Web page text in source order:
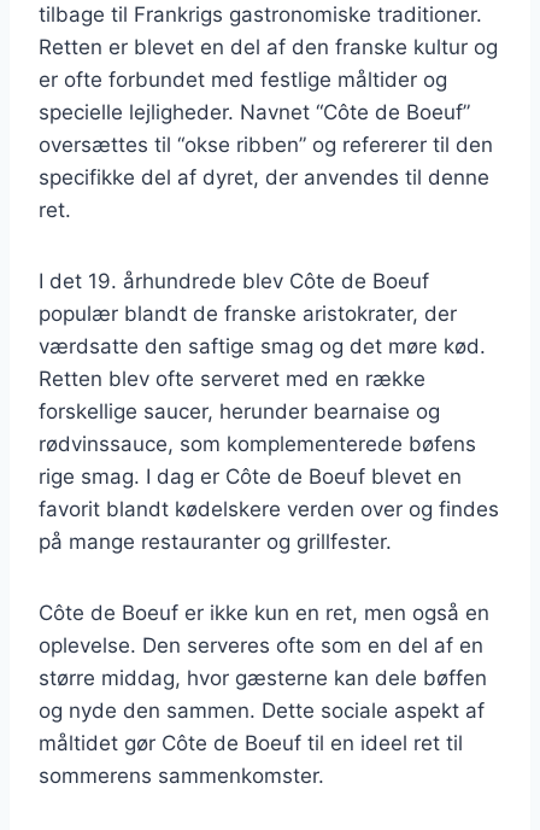
tilbage til Frankrigs gastronomiske traditioner.
Retten er blevet en del af den franske kultur og
er ofte forbundet med festlige måltider og
specielle lejligheder. Navnet “Côte de Boeuf”
oversættes til “okse ribben” og refererer til den
specifikke del af dyret, der anvendes til denne
ret.
I det 19. århundrede blev Côte de Boeuf
populær blandt de franske aristokrater, der
værdsatte den saftige smag og det møre kød.
Retten blev ofte serveret med en række
forskellige saucer, herunder bearnaise og
rødvinssauce, som komplementerede bøfens
rige smag. I dag er Côte de Boeuf blevet en
favorit blandt kødelskere verden over og findes
på mange restauranter og grillfester.
Côte de Boeuf er ikke kun en ret, men også en
oplevelse. Den serveres ofte som en del af en
større middag, hvor gæsterne kan dele bøffen
og nyde den sammen. Dette sociale aspekt af
måltidet gør Côte de Boeuf til en ideel ret til
sommerens sammenkomster.